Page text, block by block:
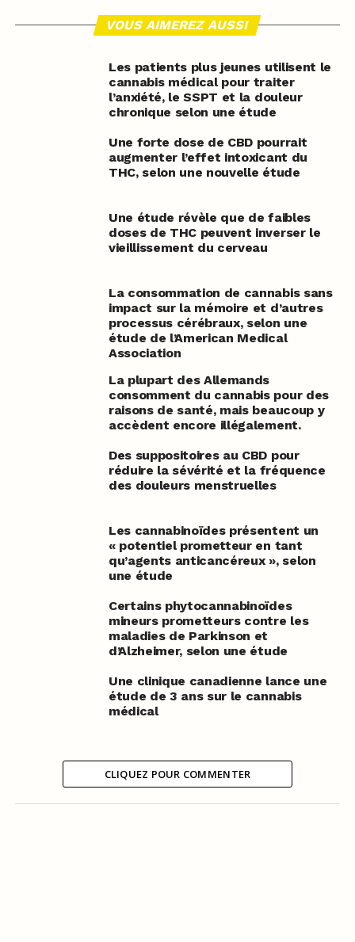
VOUS AIMEREZ AUSSI
Les patients plus jeunes utilisent le
cannabis médical pour traiter
l’anxiété, le SSPT et la douleur
chronique selon une étude
Une forte dose de CBD pourrait
augmenter l’effet intoxicant du
THC, selon une nouvelle étude
Une étude révèle que de faibles
doses de THC peuvent inverser le
vieillissement du cerveau
La consommation de cannabis sans
impact sur la mémoire et d’autres
processus cérébraux, selon une
étude de l’American Medical
Association
La plupart des Allemands
consomment du cannabis pour des
raisons de santé, mais beaucoup y
accèdent encore illégalement.
Des suppositoires au CBD pour
réduire la sévérité et la fréquence
des douleurs menstruelles
Les cannabinoïdes présentent un
« potentiel prometteur en tant
qu’agents anticancéreux », selon
une étude
Certains phytocannabinoïdes
mineurs prometteurs contre les
maladies de Parkinson et
d’Alzheimer, selon une étude
Une clinique canadienne lance une
étude de 3 ans sur le cannabis
médical
CLIQUEZ POUR COMMENTER